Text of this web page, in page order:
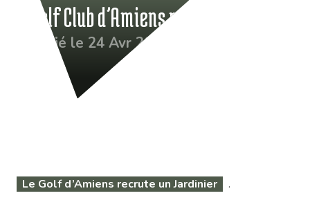
Le Golf Club d’Amiens recrute
Publié le 24 Avr 2025
Le Golf d’Amiens recrute un Jardinier .